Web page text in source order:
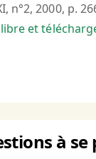
n°2, 2000, p.
et
à